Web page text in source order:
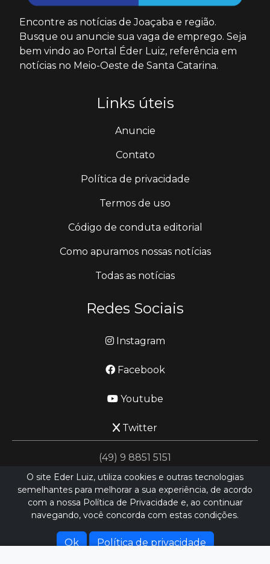
Encontre as notícias de Joaçaba e região.
Busque ou anuncie sua vaga de emprego. Seja
bem vindo ao Portal Éder Luiz, referência em
notícias no Meio-Oeste de Santa Catarina.
Links úteis
Anuncie
Contato
Política de privacidade
Termos de uso
Código de conduta editorial
Como apuramos nossas notícias
Todas as notícias
Redes Sociais
Instagram
Facebook
Youtube
Twitter
(49) 9 8851 5151
jornalismo@ederluiz.com.vc
Hospedado porHEXIO CLOUD
O site Eder Luiz, utiliza cookies e outras tecnologias
semelhantes para melhorar a sua experiência, de acordo
com a nossa Política de Privacidade e, ao continuar
navegando, você concorda com estas condições.
Ok Política de privacidade